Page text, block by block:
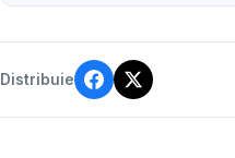
Distribuie